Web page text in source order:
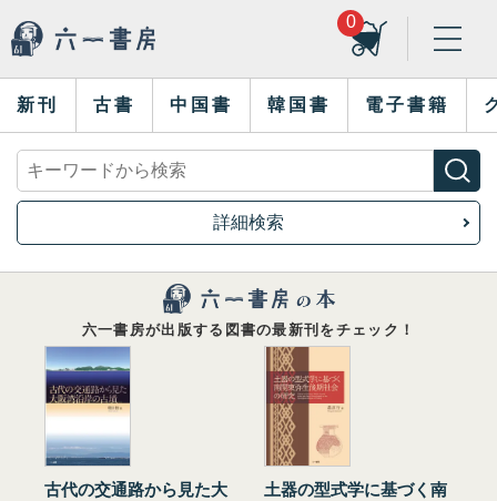
0
新刊 古書 中国書 韓国書 電子書籍
詳細検索
六一書房が出版する図書の最新刊をチェック！
古代の交通路から見た大
土器の型式学に基づく南